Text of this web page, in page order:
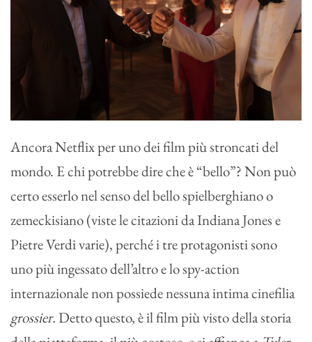
Ancora Netflix per uno dei film più stroncati del
mondo. E chi potrebbe dire che è “bello”? Non può
certo esserlo nel senso del bello spielberghiano o
zemeckisiano (viste le citazioni da Indiana Jones e
Pietre Verdi varie), perché i tre protagonisti sono
uno più ingessato dell’altro e lo spy-action
internazionale non possiede nessuna intima cinefilia
grossier.Detto questo, è il film più visto della storia